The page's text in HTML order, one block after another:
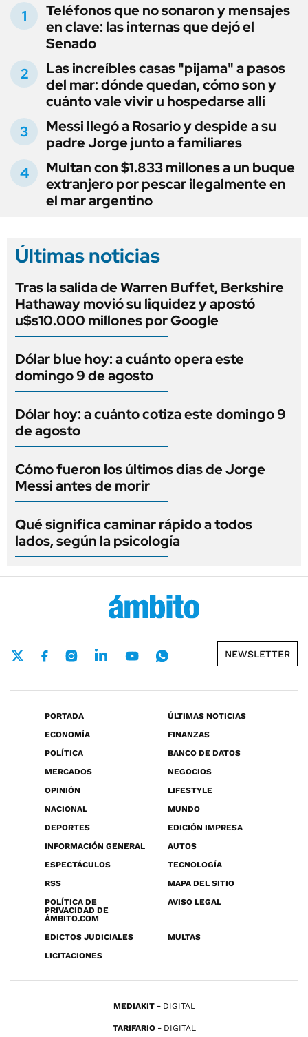
Teléfonos que no sonaron y mensajes
en clave: las internas que dejó el
Senado
Las increíbles casas "pijama" a pasos
del mar: dónde quedan, cómo son y
cuánto vale vivir u hospedarse allí
Messi llegó a Rosario y despide a su
padre Jorge junto a familiares
Multan con $1.833 millones a un buque
extranjero por pescar ilegalmente en
el mar argentino
Últimas noticias
Tras la salida de Warren Buffet, Berkshire
Hathaway movió su liquidez y apostó
u$s10.000 millones por Google
Dólar blue hoy: a cuánto opera este
domingo 9 de agosto
Dólar hoy: a cuánto cotiza este domingo 9
de agosto
Cómo fueron los últimos días de Jorge
Messi antes de morir
Qué significa caminar rápido a todos
lados, según la psicología
NEWSLETTER
PORTADA
ÚLTIMAS NOTICIAS
ECONOMÍA
FINANZAS
POLÍTICA
BANCO DE DATOS
MERCADOS
NEGOCIOS
OPINIÓN
LIFESTYLE
NACIONAL
MUNDO
DEPORTES
EDICIÓN IMPRESA
INFORMACIÓN GENERAL
AUTOS
ESPECTÁCULOS
TECNOLOGÍA
RSS
MAPA DEL SITIO
POLÍTICA DE
PRIVACIDAD DE
ÁMBITO.COM
AVISO LEGAL
EDICTOS JUDICIALES
MULTAS
LICITACIONES
MEDIAKIT DIGITAL
TARIFARIO DIGITAL